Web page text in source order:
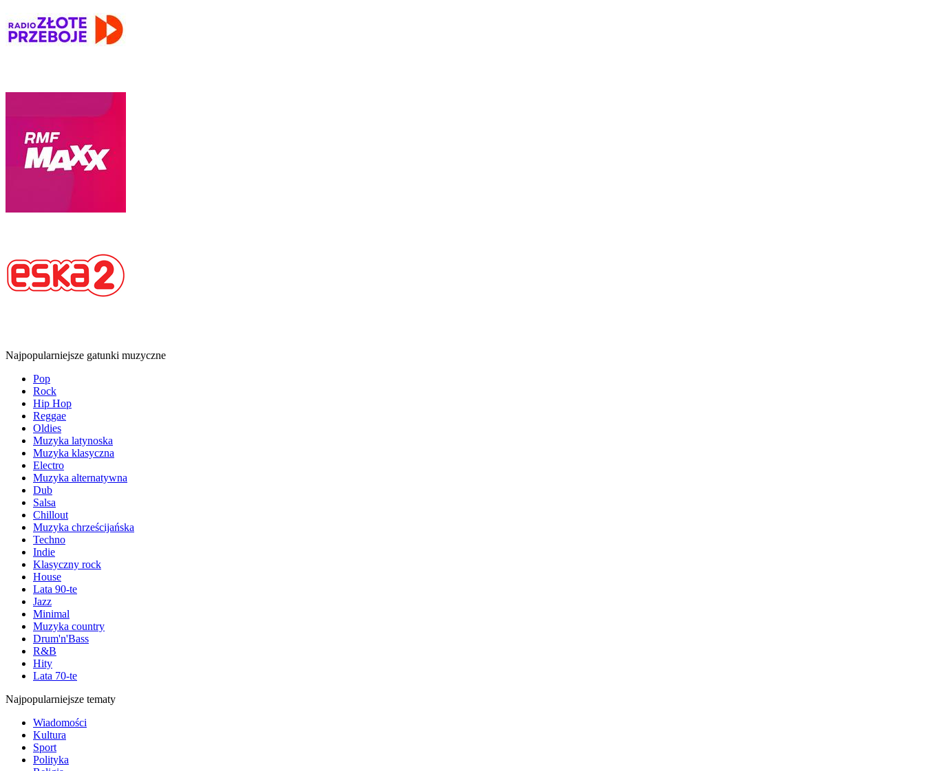
Najpopularniejsze gatunki muzyczne
Pop
Rock
Hip Hop
Reggae
Oldies
Muzyka latynoska
Muzyka klasyczna
Electro
Muzyka alternatywna
Dub
Salsa
Chillout
Muzyka chrześcijańska
Techno
Indie
Klasyczny rock
House
Lata 90-te
Jazz
Minimal
Muzyka country
Drum'n'Bass
R&B
Hity
Lata 70-te
Najpopularniejsze tematy
Wiadomości
Kultura
Sport
Polityka